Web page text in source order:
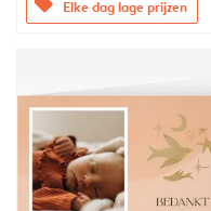
Elke dag lage prijzen